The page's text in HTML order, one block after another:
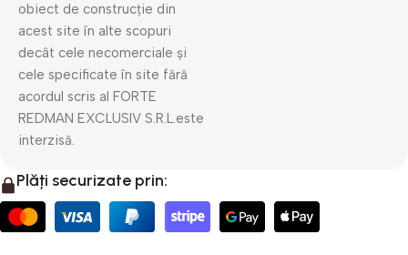
obiect de construcție din
acest site în alte scopuri
decât cele necomerciale și
cele specificate în site fără
acordul scris al FORTE
REDMAN EXCLUSIV S.R.L.este
interzisă.
Plăți securizate prin: